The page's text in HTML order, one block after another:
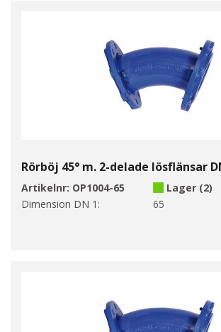
Rörböj 45° m. 2-delade lösflänsar
Artikelnr: OP1004-65
Lager (2)
Dimension DN 1:
65